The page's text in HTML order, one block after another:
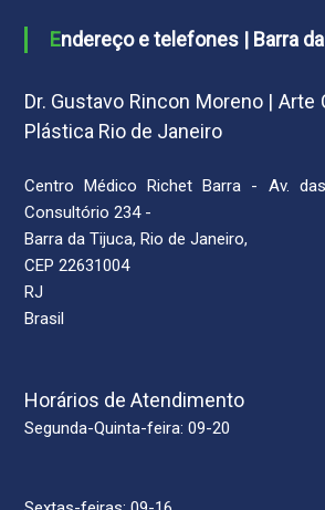
Endereço e telefones | Barra
Dr. Gustavo Rincon Moreno | Arte
Plástica Rio de Janeiro
Centro Médico Richet Barra - Av.
Consultório 234 -
Barra da Tijuca, Rio de Janeiro,
CEP 22631004
RJ
Brasil
Horários de Atendimento
Segunda-Quinta-feira: 09-20